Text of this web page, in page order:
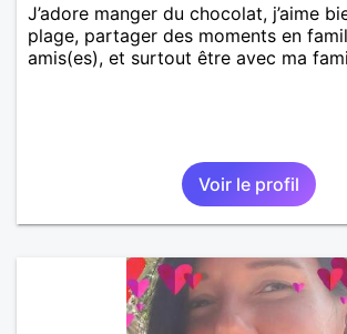
J’adore manger du chocolat, j’aime
plage, partager des moments en
amis(es), et surtout être avec ma
Voir le profil